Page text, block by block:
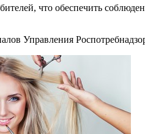
что обеспечить
Управления